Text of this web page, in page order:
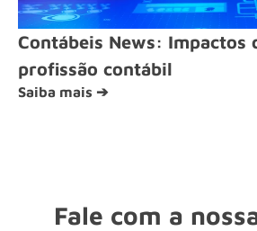
Contábeis News: Impactos
profissão contábil
Saiba mais ➔
Fale com a